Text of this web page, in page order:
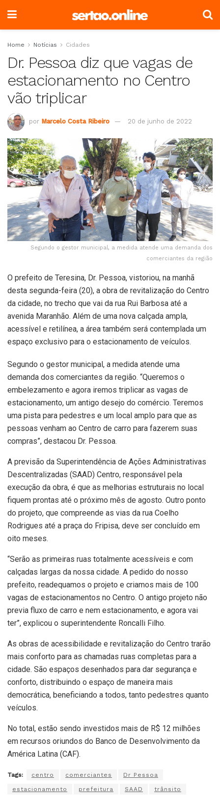
Home Notícias Cidades
Dr. Pessoa diz que vagas de
estacionamento no Centro
vão triplicar
por Marcelo Costa Ribeiro 20 de junho de 2022
Segundo o gestor municipal, a medida atende uma demanda dos
comerciantes da região
O prefeito de Teresina, Dr. Pessoa, vistoriou, na manhã
desta segunda-feira (20), a obra de revitalização do Centro
da cidade, no trecho que vai da rua Rui Barbosa até a
avenida Maranhão. Além de uma nova calçada ampla,
acessível e retilínea, a área também será contemplada um
espaço exclusivo para o estacionamento de veículos.
Segundo o gestor municipal, a medida atende uma
demanda dos comerciantes da região. “Queremos o
embelezamento e agora iremos triplicar as vagas de
estacionamento, um antigo desejo do comércio. Teremos
uma pista para pedestres e um local amplo para que as
pessoas venham ao Centro de carro para fazerem suas
compras”, destacou Dr. Pessoa.
A previsão da Superintendência de Ações Administrativas
Descentralizadas (SAAD) Centro, responsável pela
execução da obra, é que as melhorias estruturais no local
fiquem prontas até o próximo mês de agosto. Outro ponto
do projeto, que compreende as vias da rua Coelho
Rodrigues até a praça do Fripisa, deve ser concluído em
oito meses.
“Serão as primeiras ruas totalmente acessíveis e com
calçadas largas da nossa cidade. A pedido do nosso
prefeito, readequamos o projeto e criamos mais de 100
vagas de estacionamentos no Centro. O antigo projeto não
previa fluxo de carro e nem estacionamento, e agora vai
ter”, explicou o superintendente Roncalli Filho.
As obras de acessibilidade e revitalização do Centro trarão
mais conforto para as chamadas ruas completas para a
cidade. São espaços desenhados para dar segurança e
conforto, distribuindo o espaço de maneira mais
democrática, beneficiando a todos, tanto pedestres quanto
veículos.
No total, estão sendo investidos mais de R$ 12 milhões
em recursos oriundos do Banco de Desenvolvimento da
América Latina (CAF).
Tags: centro comerciantes Dr Pessoa
estacionamento prefeitura SAAD trânsito